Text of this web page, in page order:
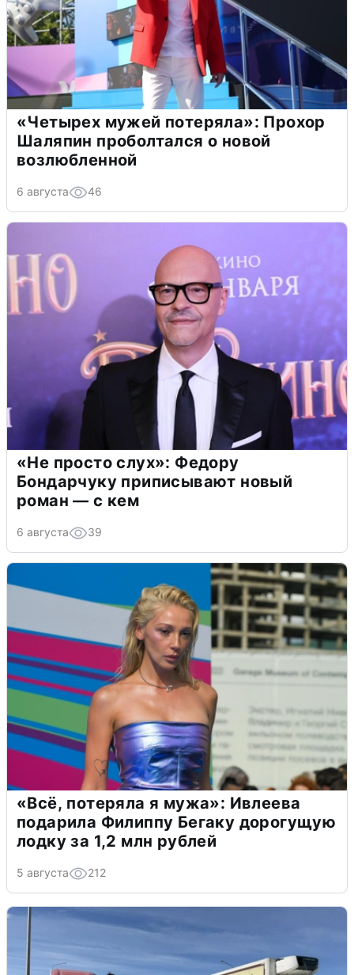
«Четырех мужей потеряла»: Прохор
Шаляпин проболтался о новой
возлюбленной
6 августа 46
«Не просто слух»: Федору
Бондарчуку приписывают новый
роман — с кем
6 августа 39
«Всё, потеряла я мужа»: Ивлеева
подарила Филиппу Бегаку дорогущую
лодку за 1,2 млн рублей
5 августа 212